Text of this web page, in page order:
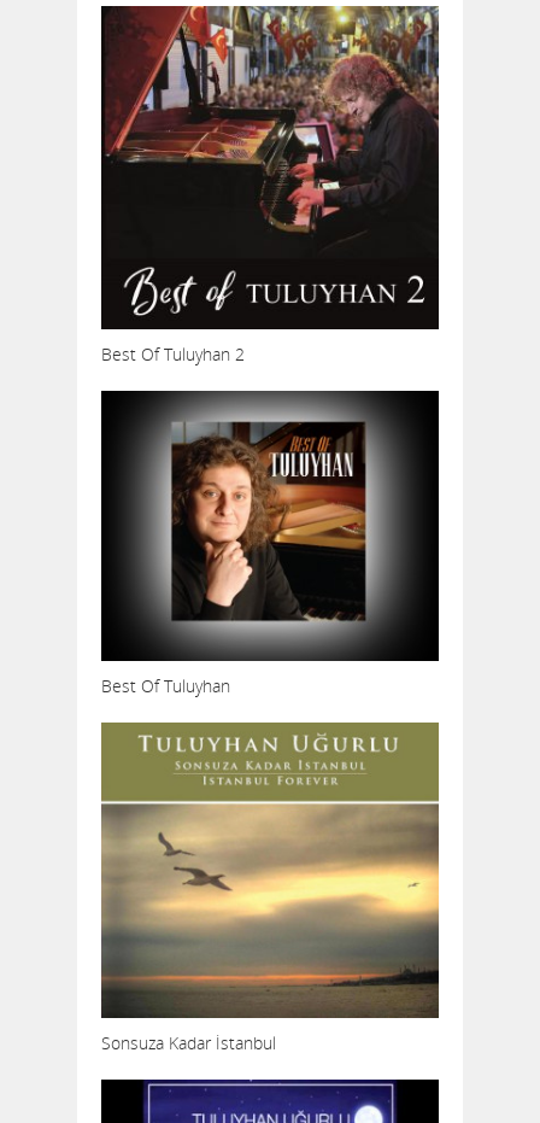
Best Of Tuluyhan 2
Best Of Tuluyhan
Sonsuza Kadar İstanbul